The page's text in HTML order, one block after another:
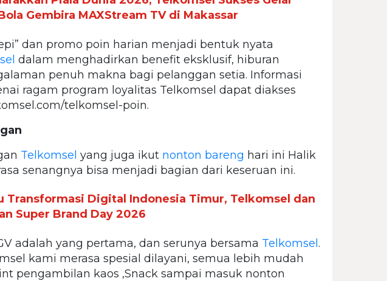
Gembira MAXStream TV di Makassar
dan promo poin harian menjadi bentuk nyata
dalam menghadirkan benefit eksklusif, hiburan
penuh makna bagi pelanggan setia. Informasi
ragam program loyalitas Telkomsel dapat diakses
telkomsel-poin.
Telkomsel yang juga ikut nonton bareng hari ini Halik
senangnya bisa menjadi bagian dari keseruan ini.
Transformasi Digital Indonesia Timur, Telkomsel dan
Super Brand Day 2026
adalah yang pertama, dan serunya bersama Telkomsel.
kami merasa spesial dilayani, semua lebih mudah
pengambilan kaos ,Snack sampai masuk nonton